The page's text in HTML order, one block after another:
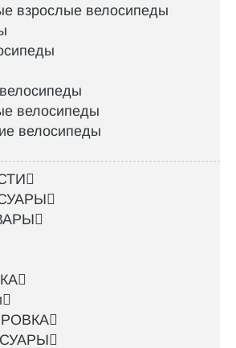
взрослые велосипеды
велосипеды
велосипеды